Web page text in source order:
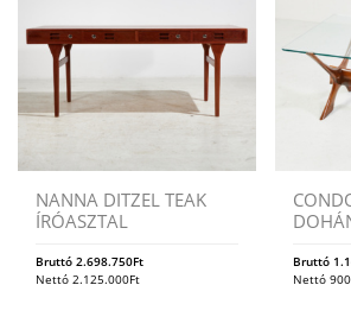
NANNA DITZEL TEAK
ÍRÓASZTAL
Bruttó 2.698.750Ft
Nettó 2.125.000Ft
Bruttó
Nettó